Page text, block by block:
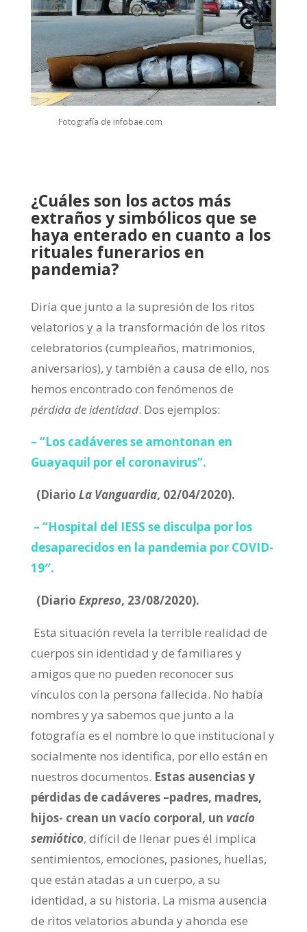
Fotografía de infobae.com
¿Cuáles son los actos más
extraños y simbólicos que se
haya enterado en cuanto a los
rituales funerarios en
pandemia?
Diría que junto a la supresión de los ritos
velatorios y a la transformación de los ritos
celebratorios (cumpleaños, matrimonios,
aniversarios), y también a causa de ello, nos
hemos encontrado con fenómenos de
pérdida de identidad. Dos ejemplos:
– “Los cadáveres se amontonan en
Guayaquil por el coronavirus”.
(Diario La Vanguardia, 02/04/2020).
– “Hospital del IESS se disculpa por los
desaparecidos en la pandemia por COVID-
19″.
(Diario Expreso, 23/08/2020).
Esta situación revela la terrible realidad de
cuerpos sin identidad y de familiares y
amigos que no pueden reconocer sus
vínculos con la persona fallecida. No había
nombres y ya sabemos que junto a la
fotografía es el nombre lo que institucional y
socialmente nos identifica, por ello están en
nuestros documentos. Estas ausencias y
pérdidas de cadáveres –padres, madres,
hijos- crean un vacío corporal, un vacío
semiótico, difícil de llenar pues él implica
sentimientos, emociones, pasiones, huellas,
que están atadas a un cuerpo, a su
identidad, a su historia. La misma ausencia
de ritos velatorios abunda y ahonda ese